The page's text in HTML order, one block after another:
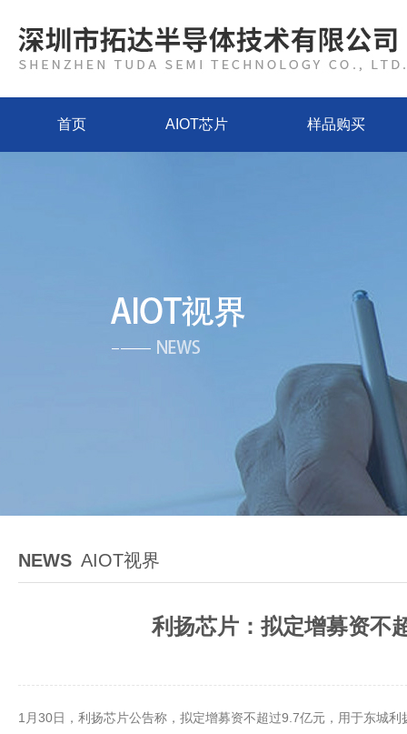
首页 AIOT芯片 样品购买
NEWS AIOT视界
利扬芯片：拟定增募资不
1月30日，利扬芯片公告称，拟定增募资不超过9.7亿元，用于东城